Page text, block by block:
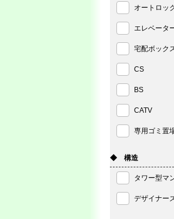
オートロッ
エレベータ
宅配ボック
CS
BS
CATV
専用ゴミ置
◆ 構造
タワー型マ
デザイナー